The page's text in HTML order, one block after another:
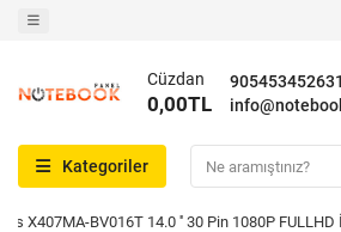
905453452631
Cüzdan
0,00TL
Kategoriler
X407MA-BV016T 14.0 '' 30 Pin 1080P FULLHD